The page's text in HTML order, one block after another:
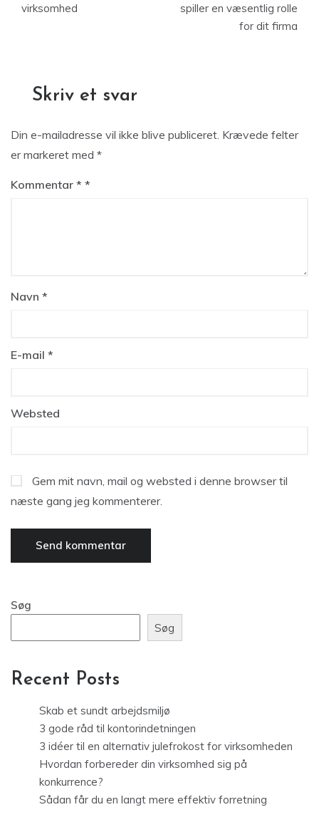
virksomhed
spiller en væsentlig rolle
for dit firma
Skriv et svar
Din e-mailadresse vil ikke blive publiceret. Krævede felter
er markeret med *
Kommentar *
Navn *
E-mail *
Websted
Gem mit navn, mail og websted i denne browser til
næste gang jeg kommenterer.
Søg
Søg
Recent Posts
Skab et sundt arbejdsmiljø
3 gode råd til kontorindetningen
3 idéer til en alternativ julefrokost for virksomheden
Hvordan forbereder din virksomhed sig på
konkurrence?
Sådan får du en langt mere effektiv forretning